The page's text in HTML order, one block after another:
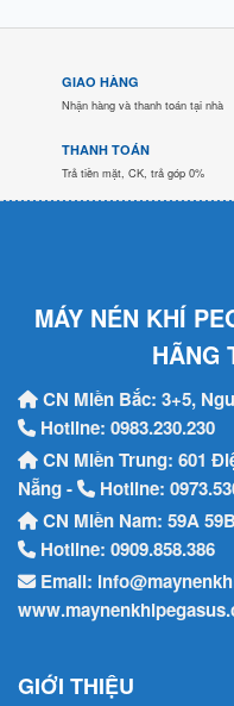
GIAO HÀNG
Nhận hàng và thanh toán tại nhà
THANH TOÁN
Trả tiền mặt, CK, trả góp 0%
MÁY NÉN KHÍ
HÃNG
CN Miền Bắc: 3+5,
Hotline: 0983.230.230
CN Miền Trung: 601
Nẵng -
Hotline:
CN Miền Nam: 59A
Hotline: 0909.858.386
Email:
GIỚI THIỆU